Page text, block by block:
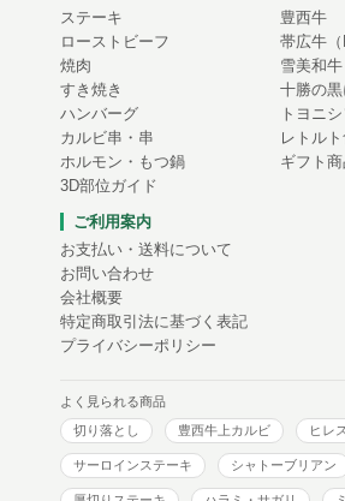
ステーキ
ローストビーフ
焼肉
すき焼き
ハンバーグ
カルビ串・串
ホルモン・もつ鍋
3D部位ガイド
豊西牛
帯広牛（
雪美和牛
十勝の黒
トヨニ
レトル
ギフト商
ご利用案内
お支払い・送料について
お問い合わせ
会社概要
特定商取引法に基づく表記
プライバシーポリシー
よく見られる商品
切り落とし
豊西牛上カルビ ヒレ
サーロインステーキ シャトーブリアン